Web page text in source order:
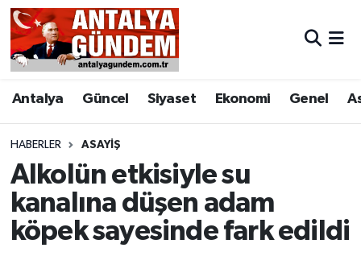
Antalya Güncel Siyaset Ekonomi Genel
HABERLER ASAYIŞ
Alkolün etkisiyle su
kanalına düşen adam
köpek sayesinde fark edildi
Antalya
Asayiş
Bilim & Teknoloji
Bölge
EĞİTİM
Antalya Nöbetçi Eczaneler
Antalya Hava Durumu
Antalya Namaz Vakitleri
Antalya Trafik Yoğunluk Haritası
Süper Lig Puan Durumu ve Fikstür